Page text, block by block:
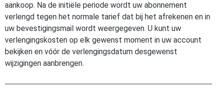
aankoop. Na de initiële periode wordt uw abonnement
verlengd tegen het normale tarief dat bij het afrekenen en in
uw bevestigingsmail wordt weergegeven. U kunt uw
verlengingskosten op elk gewenst moment in uw account
bekijken en vóór de verlengingsdatum desgewenst
wijzigingen aanbrengen.